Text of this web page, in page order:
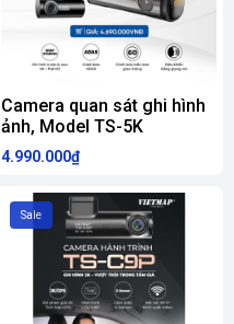
Camera quan sát ghi hình
ảnh, Model TS-5K
4.990.000₫
Sale